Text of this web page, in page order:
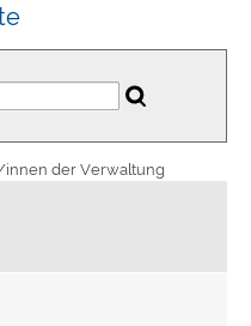
der Verwaltung